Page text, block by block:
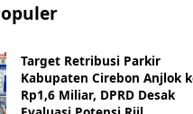
Target Retribusi Parkir
Kabupaten Cirebon Anjlok
Rp1,6 Miliar, DPRD Desak